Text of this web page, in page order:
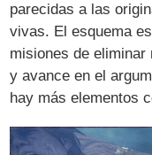
parecidas a las
vivas. El esquema
misiones de
y avance en el
hay más elementos